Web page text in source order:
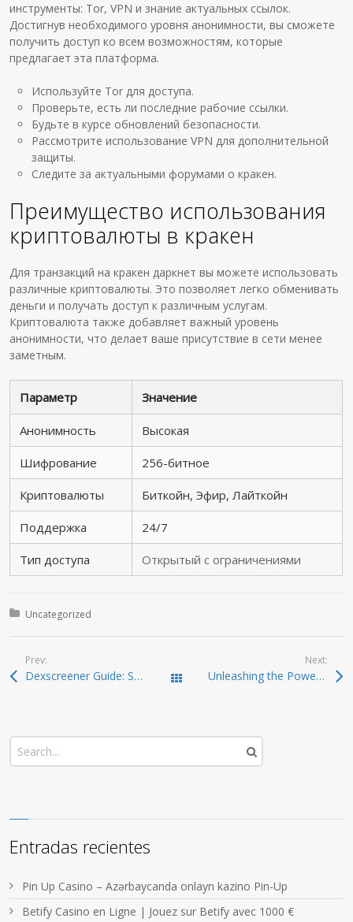
инструменты: Tor, VPN и знание актуальных ссылок.
Достигнув необходимого уровня анонимности, вы сможете
получить доступ ко всем возможностям, которые
предлагает эта платформа.
Используйте Tor для доступа.
Проверьте, есть ли последние рабочие ссылки.
Будьте в курсе обновлений безопасности.
Рассмотрите использование VPN для дополнительной
защиты.
Следите за актуальными форумами о кракен.
Преимущество использования
криптовалюты в кракен
Для транзакций на кракен даркнет вы можете использовать
различные криптовалюты. Это позволяет легко обменивать
деньги и получать доступ к различным услугам.
Криптовалюта также добавляет важный уровень
анонимности, что делает ваше присутствие в сети менее
заметным.
Параметр Значение
Анонимность Высокая
Шифрование 256-битное
Криптовалюты Биткойн, Эфир, Лайткойн
Поддержка 24/7
Тип доступа Открытый с ограничениями
Posted in:
Uncategorized
Prev:
Dexscreener Guide: Smart DEX Scanner Strategies 2026 Todas las entradas
Next:
Unleashing the Power of Jupiter Swap for Traders
Entradas recientes
Pin Up Casino – Azərbaycanda onlayn kazino Pin-Up
Betify Casino en Ligne | Jouez sur Betify avec 1000 €